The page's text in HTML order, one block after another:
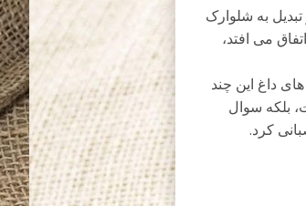
به شلوارک
می افتد،
داغ این چند
بلکه سوال
کرد.